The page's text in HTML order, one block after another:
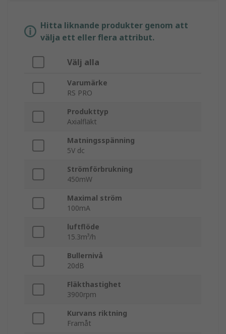
Hitta liknande produkter genom att
välja ett eller flera attribut.
Välj alla
Varumärke
RS PRO
Produkttyp
Axialfläkt
Matningsspänning
5V dc
Strömförbrukning
450mW
Maximal ström
100mA
luftflöde
15.3m³/h
Bullernivå
20dB
Fläkthastighet
3900rpm
Kurvans riktning
Framåt